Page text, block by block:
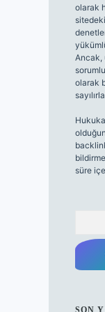
olarak
Ancak,
olarak
süre
SON